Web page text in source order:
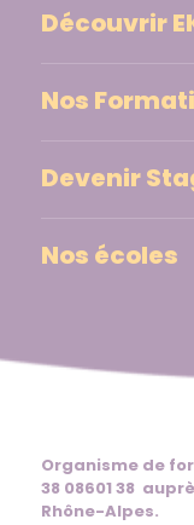
Découvrir
Nos
Devenir
Nos écoles
Organisme de
38 08601 38
Rhône-Alpes.